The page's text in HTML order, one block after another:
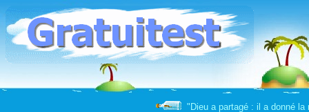
"Dieu a partagé : il a donné